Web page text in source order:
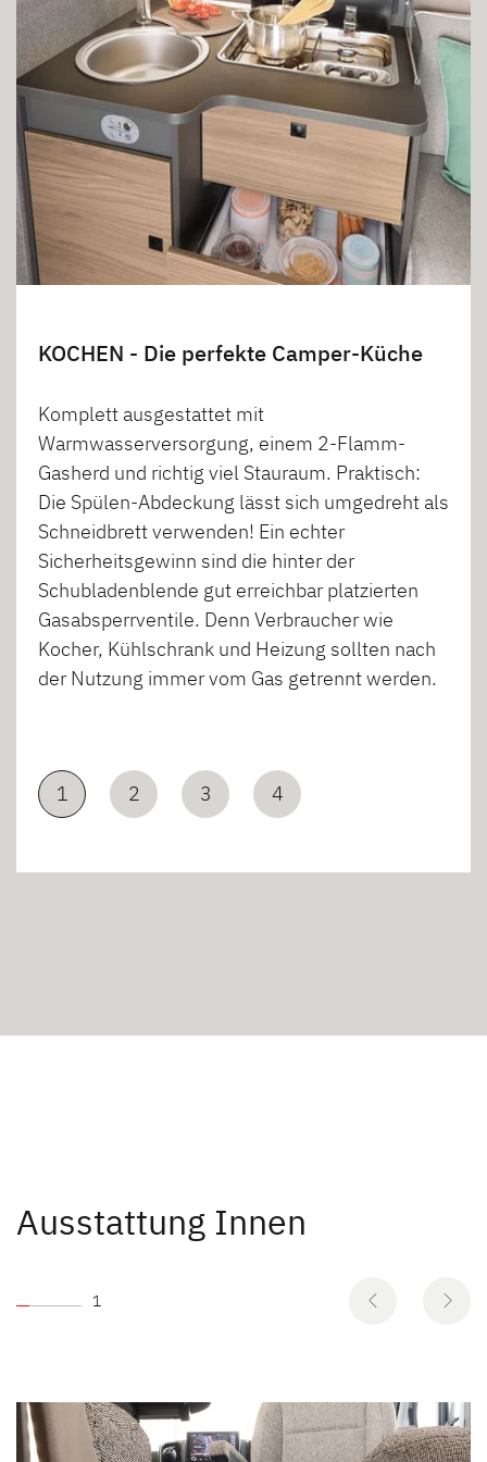
KOCHEN - Die perfekte Camper-Küche
Komplett ausgestattet mit
Warmwasserversorgung, einem 2-Flamm-
Gasherd und richtig viel Stauraum. Praktisch:
Die Spülen-Abdeckung lässt sich umgedreht als
Schneidbrett verwenden! Ein echter
Sicherheitsgewinn sind die hinter der
Schubladenblende gut erreichbar platzierten
Gasabsperrventile. Denn Verbraucher wie
Kocher, Kühlschrank und Heizung sollten nach
der Nutzung immer vom Gas getrennt werden.
1 2 3 4
Ausstattung Innen
1